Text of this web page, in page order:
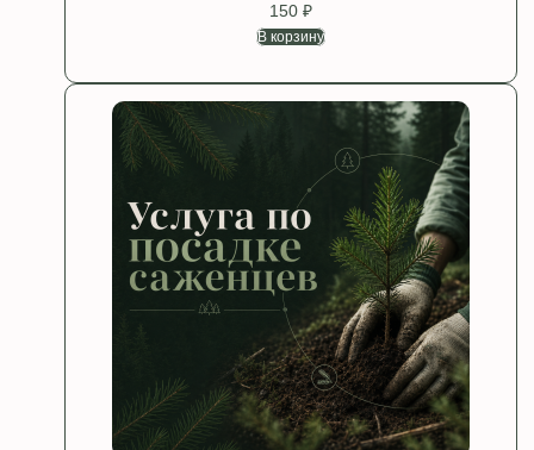
150 ₽
В корзину